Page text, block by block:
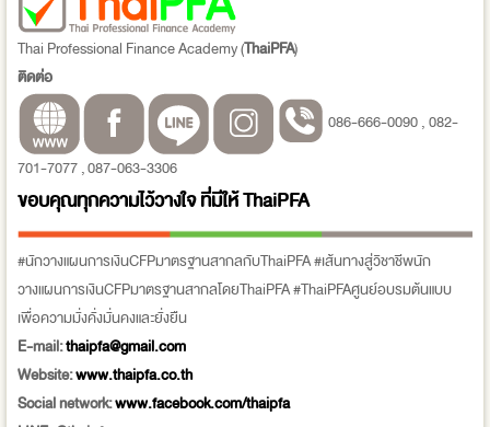
Thai Professional Finance Academy (ThaiPFA)
ติดต่อ
086-666-0090 , 082-
701-7077 , 087-063-3306
ขอบคุณทุกความไว้วางใจ ที่มีให้ThaiPFA
#นักวางแผนการเงินCFPมาตรฐานสากลกับThaiPFA #เส้นทางสู่วิชาชีพนัก
วางแผนการเงินCFPมาตรฐานสากลโดยThaiPFA #ThaiPFAศูนย์อบรมต้นแบบ
เพื่อความมั่งคั่งมั่นคงและยั่งยืน
E-mail:thaipfa@gmail.com
Website:www.thaipfa.co.th
Social network:www.facebook.com/thaipfa